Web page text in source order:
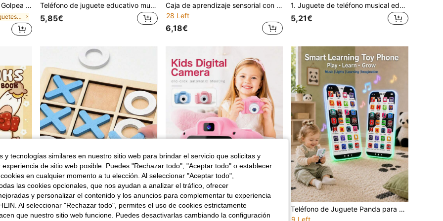
como Regalo para Niños y Niñas (Color/Patrón Aleatorio)
en ABS Juguetes para niños en edad preescolar
Teléfono de juguete educativo multifuncional para niños, teléfono de simulación realista con música y luz, adecuado para niños y niñas bebés y niños pequeños, incluye cable de carga USB, regalo de Navidad
5,85€
Caja de aprendizaje sensorial con animales saltarines para bebés de 18 meses, mejora la capacidad lógica y de memoria, desarrolla habilidades motoras finas y coordinación mano-ojo, juguete portátil, excelente regalo para días festivos (color aleatorio)
28 Left
6,18€
1. Juguete de teléfono musical educativo para niños de 0-3 años | Interruptor de modo dual (Número/Entretenimiento) | Juego de aprendizaje cognitivo temprano con sonido y luz - 6 colores disponibles, regalo de cumpleaños perfecto para niños y niñas
5,21€
1 pieza Libro de colorear acogedor COZY NOOKS [Lindo] Libro de pintura de grafiti para niños con criaturas adorables Libro de pintura Juguetes de dibujo Montessori Regalo creativo .Fácil de colorear con líneas Libros de colorear con plantas Libro de colorear para adultos 1 set Juego de mesa de tic tac toe y sudoku de madera, juego educativo de escritorio para entrenamiento de lógica, para escuela, estudiantes, papelería, útiles escolares, juguetes para niños, juguetes para niños, juegos, juguetes para niños de 10 años, juegos de mesa para niños, juegos de mesa, juegos para niños, rellenos de calcetines, juegos para la mente de niños, juguetes para niños, juguetes para niños, niños, tic tac toe
Teléfono de Juguete Panda para Bebé, Teléfono de Aprendizaje Multifuncional con Música y Luces, Juguete Educativo de Teléfono Simulado, Adecuado para Niños Pequeños, Niños y Niñas, Regalo Esencial para Bebés
9 Left
y tecnologías similares en nuestro sitio web para brindar el servicio que solicitas y
de sitio web posible. Puedes "Rechazar todo", "Aceptar todo" o establecer
en cualquier momento a tu elección. Al seleccionar "Aceptar todo",
las cookies opcionales, que nos ayudan a analizar el tráfico, ofrecer
y personalizar el contenido y los anuncios para complementar tu experiencia
Al seleccionar "Rechazar todo", permites el uso de cookies estrictamente
que nuestro sitio web funcione. Puedes desactivarlas cambiando la configuración